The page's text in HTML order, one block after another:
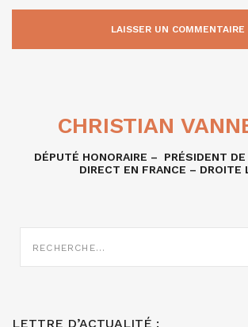
CHRISTIAN
DÉPUTÉ HONORAIRE – PRÉSIDENT DE
DIRECT EN FRANCE – DROITE
SUR
LETTRE D’ACTUALITÉ :